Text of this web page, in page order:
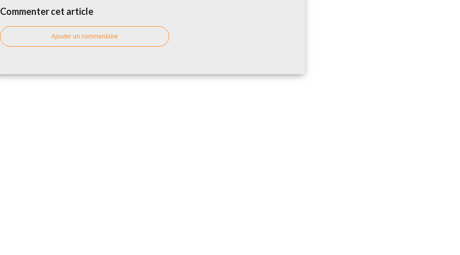
Commenter cet article
Ajouter un commentaire